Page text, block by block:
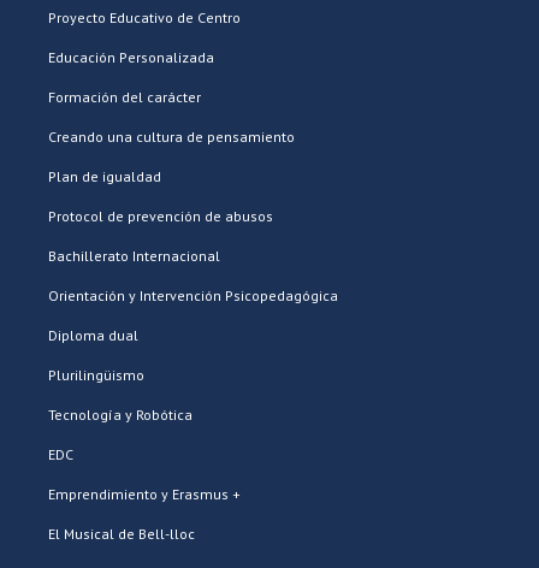
Proyecto Educativo de Centro
Educación Personalizada
Formación del carácter
Creando una cultura de pensamiento
Plan de igualdad
Protocol de prevención de abusos
Bachillerato Internacional
Orientación y Intervención Psicopedagógica
Diploma dual
Plurilingüismo
Tecnología y Robótica
EDC
Emprendimiento y Erasmus +
El Musical de Bell-lloc